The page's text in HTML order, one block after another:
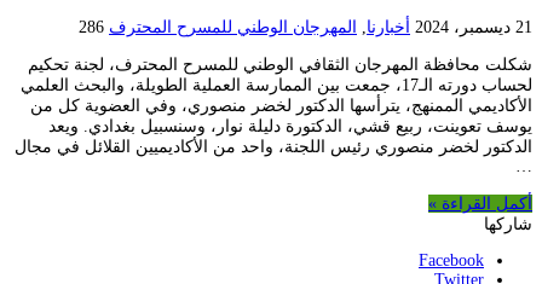
21 ديسمبر، 2024 أخبارنا, المهرجان الوطني للمسرح المحترف 286
شكلت محافظة المهرجان الثقافي الوطني للمسرح المحترف، لجنة تحكيم
لحساب دورته الـ17، جمعت بين الممارسة العملية الطويلة، والبحث العلمي
الأكاديمي الممنهج، يترأسها الدكتور لخضر منصوري، وفي العضوية كل من
يوسف تعوينت، ربيع قشي، الدكتورة دليلة نوار، وسنسبيل بغدادي. ويعد
الدكتور لخضر منصوري رئيس اللجنة، واحد من الأكاديميين القلائل في مجال
…
أكمل القراءة »
شاركها
Facebook
Twitter